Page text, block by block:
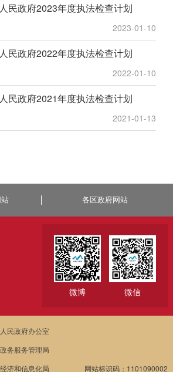
民政府2023年度执法检查计划
2023-01-10
民政府2022年度执法检查计划
2022-01-10
民政府2021年度执法检查计划
2021-01-13
各区政府网站
微博 微信
民政府办公室
务服务管理局
济和信息化局
网站标识码：1101090002